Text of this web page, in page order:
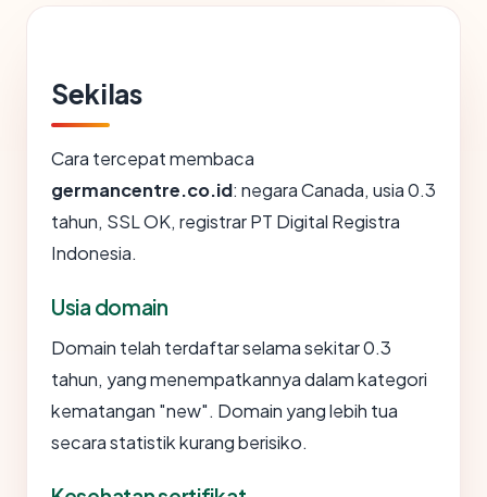
Sekilas
Cara tercepat membaca
germancentre.co.id: negara Canada, usia 0.3
tahun, SSL OK, registrar PT Digital Registra
Indonesia.
Usia domain
Domain telah terdaftar selama sekitar 0.3
tahun, yang menempatkannya dalam kategori
kematangan "new". Domain yang lebih tua
secara statistik kurang berisiko.